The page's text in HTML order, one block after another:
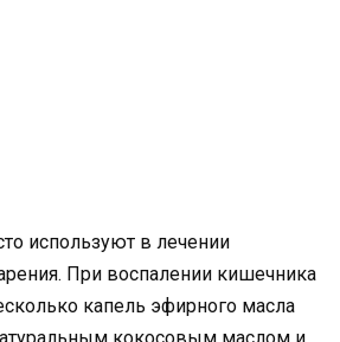
используют в лечении
При воспалении кишечника
капель эфирного масла